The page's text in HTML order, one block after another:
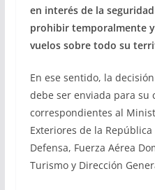
en interés de la
prohibir temporalmente
vuelos sobre todo su
En ese sentido, la
debe ser enviada para su
correspondientes al
Exteriores de la
Defensa, Fuerza Aérea
Turismo y Dirección